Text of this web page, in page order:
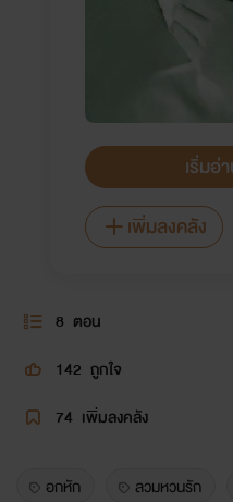
เริ่มอ่
เพิ่มลงคลัง
8 ตอน
142 ถูกใจ
74 เพิ่มลงคลัง
อกหัก ลวมหวนรัก